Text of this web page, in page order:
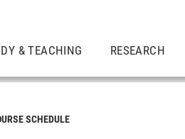
& TEACHING RESEARCH
SCHEDULE